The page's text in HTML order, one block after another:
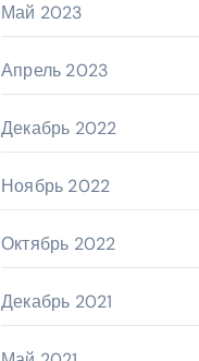
Май 2023
Апрель 2023
Декабрь 2022
Ноябрь 2022
Октябрь 2022
Декабрь 2021